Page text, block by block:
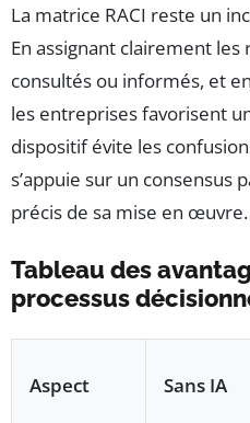
La matrice RACI reste un
En assignant clairement les
consultés ou informés, et
les entreprises favorisent
dispositif évite les
s’appuie sur un
précis de sa mise en œuvre.
Tableau des
processus
Aspect Sans IA